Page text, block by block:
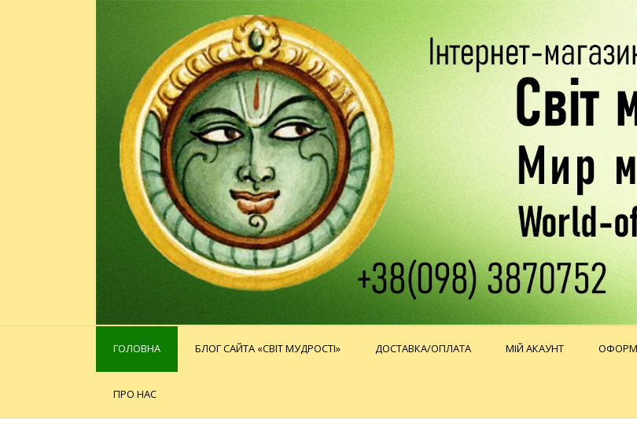
ГОЛОВНА БЛОГ САЙТА «СВІТ МУДРОСТІ» ДОСТАВКА/ОПЛАТА МІЙ АКАУНТ
ПРО НАС